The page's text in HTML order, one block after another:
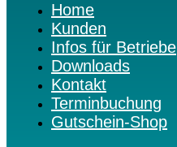
Home
Kunden
Infos für Betriebe
Downloads
Kontakt
Terminbuchung
Gutschein-Shop